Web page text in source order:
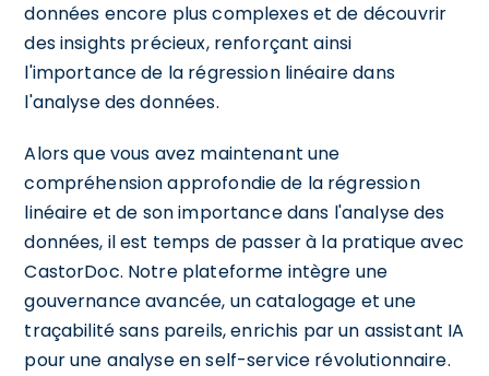
données encore plus complexes et de découvrir
des insights précieux, renforçant ainsi
l'importance de la régression linéaire dans
l'analyse des données.
Alors que vous avez maintenant une
compréhension approfondie de la régression
linéaire et de son importance dans l'analyse des
données, il est temps de passer à la pratique avec
CastorDoc. Notre plateforme intègre une
gouvernance avancée, un catalogage et une
traçabilité sans pareils, enrichis par un assistant IA
pour une analyse en self-service révolutionnaire.